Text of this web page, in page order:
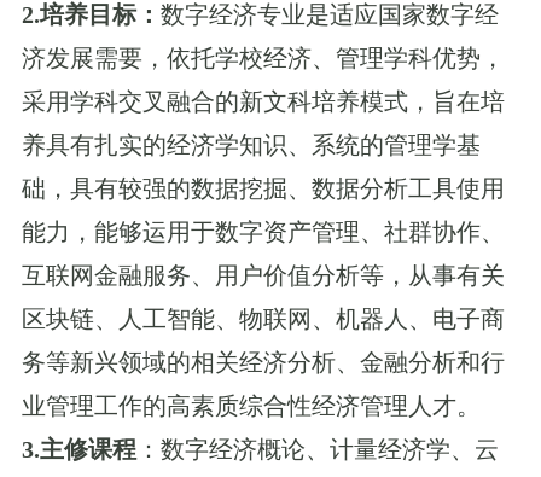
2.培养目标： 数字经济专业是适应国家数字经
济发展需要，依托学校经济、管理学科优势，
采用学科交叉融合的新文科培养模式，旨在培
养具有扎实的经济学知识、系统的管理学基
础，具有较强的数据挖掘、数据分析工具使用
能力，能够运用于数字资产管理、社群协作、
互联网金融服务、用户价值分析等，从事有关
区块链、人工智能、物联网、机器人、电子商
务等新兴领域的相关经济分析、金融分析和行
业管理工作的高素质综合性经济管理人才。
3.主修课程： 数字经济概论、计量经济学、云